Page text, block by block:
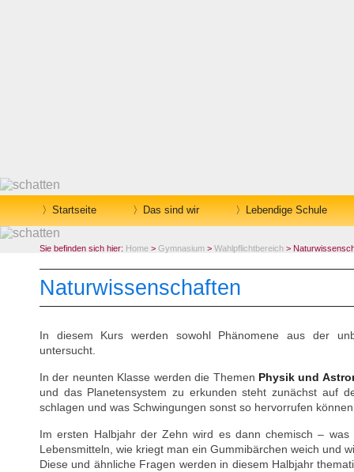
Startseite Das sind wir Lebendige Schule
Sie befinden sich hier: Home > Gymnasium > Wahlpflichtbereich >
Naturwissenschaften
In diesem Kurs werden sowohl Phänomene aus der
untersucht.
In der neunten Klasse werden die Themen Physik und
und das Planetensystem zu erkunden steht zunächst auf
schlagen und was Schwingungen sonst so hervorrufen
Im ersten Halbjahr der Zehn wird es dann chemisch –
Lebensmitteln, wie kriegt man ein Gummibärchen weich und
Diese und ähnliche Fragen werden in diesem Halbjahr